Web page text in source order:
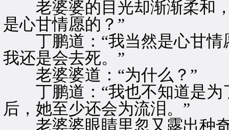
老婆婆的目光却渐渐柔和，
是心甘情愿的？”
丁鹏道：“我当然是心甘情
我还是会去死。”
老婆婆道：“为什么？”
丁鹏道：“我也不知道是为
后，她至少还会为流泪。”
老婆婆眼睛里忽又露出种奇